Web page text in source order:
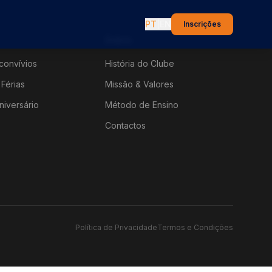
PT Inscrições
História do Clube
Missão & Valores
Método de Ensino
Contactos
Política de PrivacidadeTermos e Condições